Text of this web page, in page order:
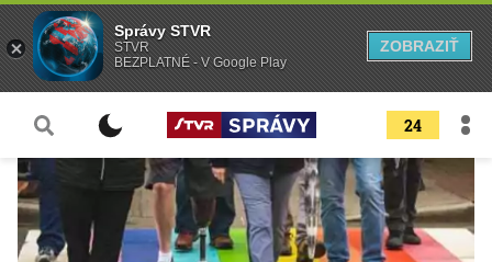
24
Správy STVR
STVR
BEZPLATNÉ - V Google Play
ZOBRAZIŤ